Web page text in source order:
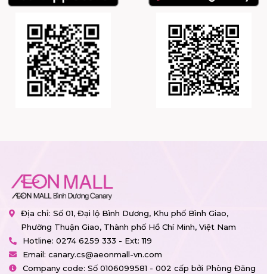
Địa chỉ: Số 01, Đại lộ Bình Dương, Khu phố Bình Giao,
Phường Thuận Giao, Thành phố Hồ Chí Minh, Việt Nam
Hotline: 0274 6259 333 - Ext: 119
Email: canary.cs@aeonmall-vn.com
Company code: Số 0106099581 - 002 cấp bởi Phòng Đăng